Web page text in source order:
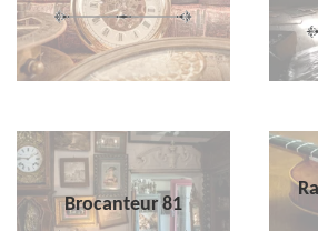
Brocanteur 81